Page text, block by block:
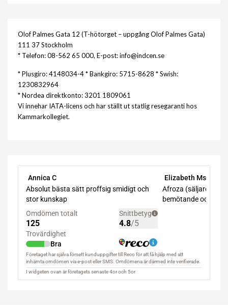
Olof Palmes Gata 12 (T-hötorget – uppgång Olof Palmes Gata)
111 37 Stockholm
* Telefon: 08-562 65 000, E-post: info@indcen.se
* Plusgiro: 4148034-4 * Bankgiro: 5715-8628 * Swish:
1230832964
* Nordea direktkonto: 3201 1809061
Vi innehar IATA-licens och har ställt ut statlig resegaranti hos
Kammarkollegiet.